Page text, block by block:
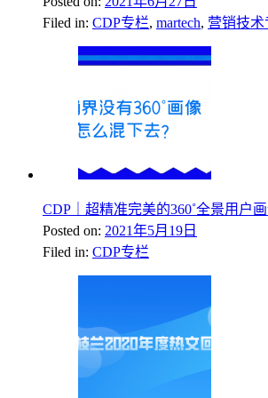
Filed in: CDP专栏, martech, 营销技术
CDP｜超精准完美的360˚全景用户
Posted on: 2021年5月19日
Filed in: CDP专栏